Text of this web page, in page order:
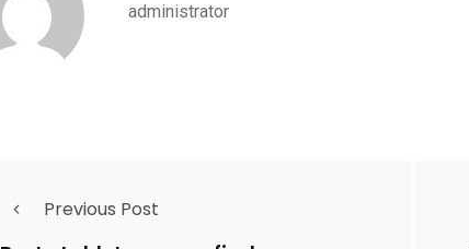
administrator
Previous Post